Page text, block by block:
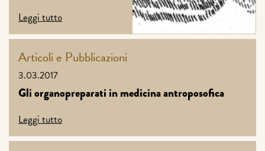
Leggi tutto
Articoli e Pubblicazioni
3.03.2017
Gli organopreparati in medicina antroposofica
Leggi tutto